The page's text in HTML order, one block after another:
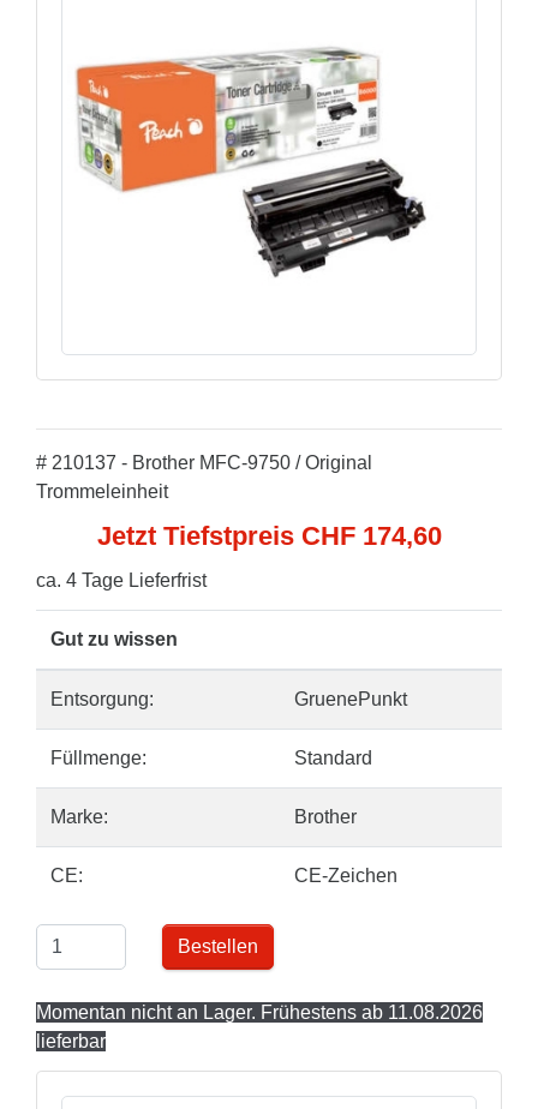
# 210137 - Brother MFC-9750 / Original
Trommeleinheit
Jetzt Tiefstpreis CHF 174,60
ca. 4 Tage Lieferfrist
Gut zu wissen
Entsorgung: GruenePunkt
Füllmenge: Standard
Marke: Brother
CE: CE-Zeichen
Bestellen
Momentan nicht an Lager. Frühestens ab 11.08.2026
lieferbar